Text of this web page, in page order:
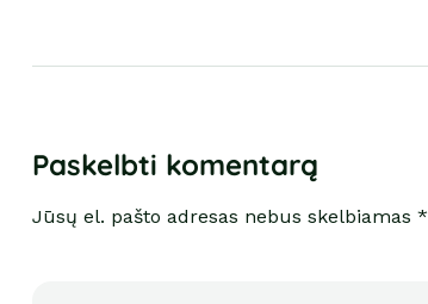
Paskelbti komentarą
Jūsų el. pašto adresas nebus skelbiamas *